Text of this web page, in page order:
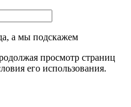
а мы подскажем
просмотр страниц
его использования.